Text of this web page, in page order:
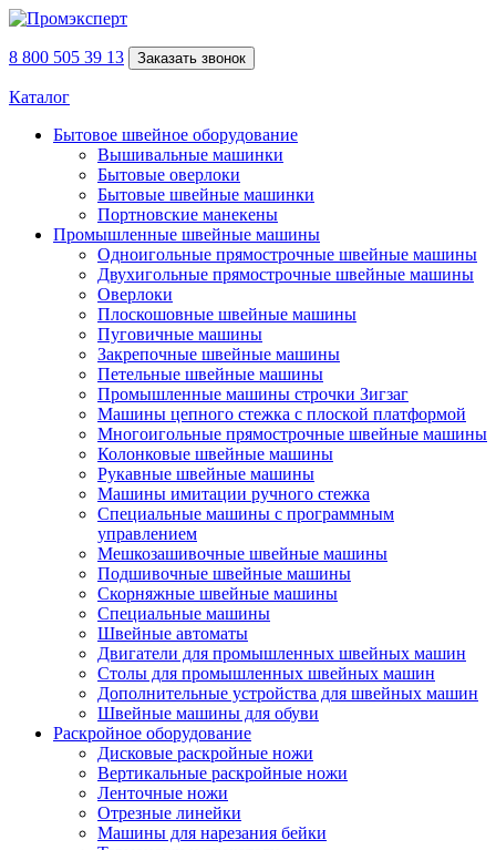
8 800 505 39 13 Заказать звонок
Каталог
Бытовое швейное оборудование
Вышивальные машинки
Бытовые оверлоки
Бытовые швейные машинки
Портновские манекены
Промышленные швейные машины
Одноигольные прямострочные швейные машины
Двухигольные прямострочные швейные машины
Оверлоки
Плоскошовные швейные машины
Пуговичные машины
Закрепочные швейные машины
Петельные швейные машины
Промышленные машины строчки Зигзаг
Машины цепного стежка с плоской платформой
Многоигольные прямострочные швейные машины
Колонковые швейные машины
Рукавные швейные машины
Машины имитации ручного стежка
Специальные машины с программным
управлением
Мешкозашивочные швейные машины
Подшивочные швейные машины
Скорняжные швейные машины
Специальные машины
Швейные автоматы
Двигатели для промышленных швейных машин
Столы для промышленных швейных машин
Дополнительные устройства для швейных машин
Швейные машины для обуви
Раскройное оборудование
Дисковые раскройные ножи
Вертикальные раскройные ножи
Ленточные ножи
Отрезные линейки
Машины для нарезания бейки